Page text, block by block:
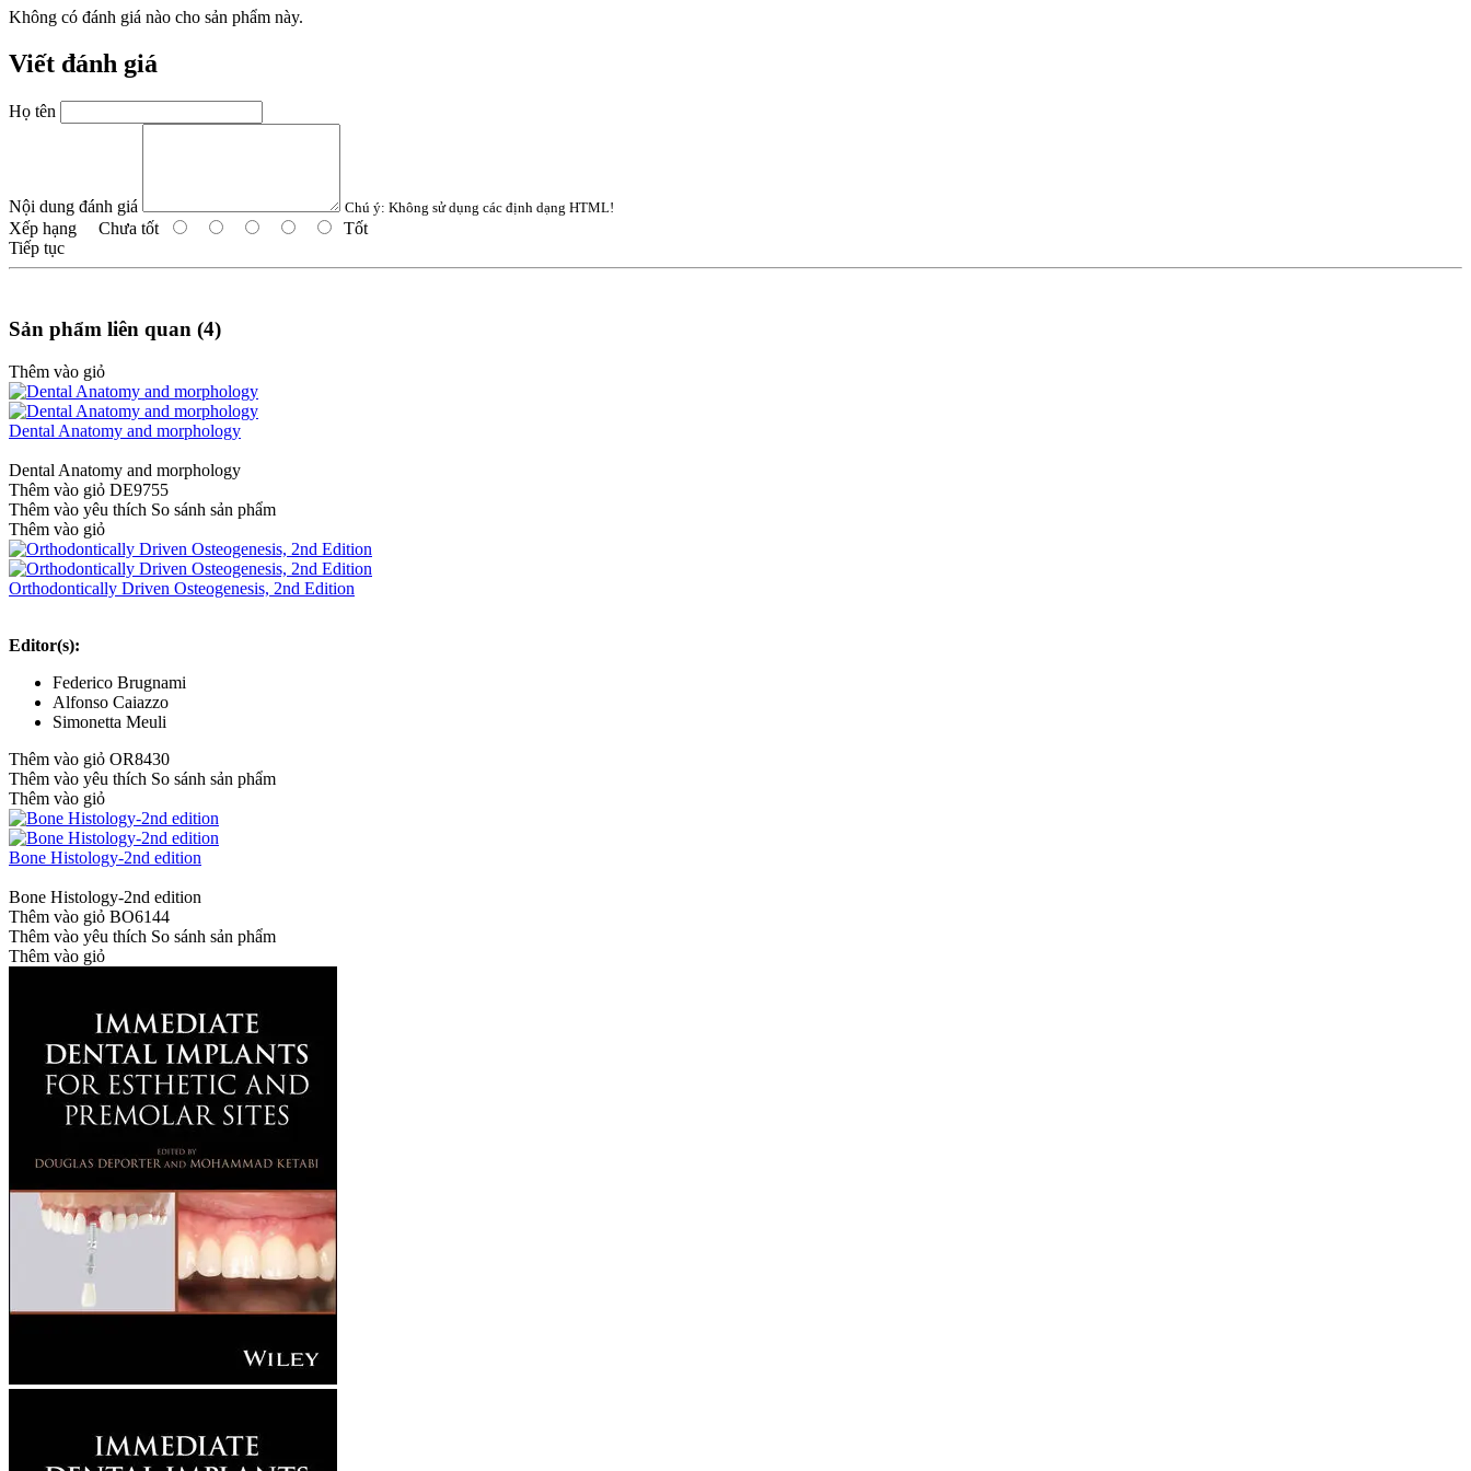
Không có đánh giá nào cho sản phẩm này.
Viết đánh giá
Họ tên
Nội dung đánh giá Chú ý: Không sử dụng các định dạng HTML!
Xếp hạng Chưa tốt
Tốt
Tiếp tục
Sản phẩm liên quan (4)
Thêm vào giỏ
Dental Anatomy and morphology
Dental Anatomy and morphology
Thêm vào giỏ DE9755
Thêm vào yêu thích So sánh sản phẩm
Thêm vào giỏ
Orthodontically Driven Osteogenesis, 2nd Edition
Editor(s):
Federico Brugnami
Alfonso Caiazzo
Simonetta Meuli
Thêm vào giỏ OR8430
Thêm vào yêu thích So sánh sản phẩm
Thêm vào giỏ
Bone Histology-2nd edition
Bone Histology-2nd edition
Thêm vào giỏ BO6144
Thêm vào yêu thích So sánh sản phẩm
Thêm vào giỏ